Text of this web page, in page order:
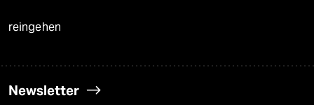
reingehen
Newsletter